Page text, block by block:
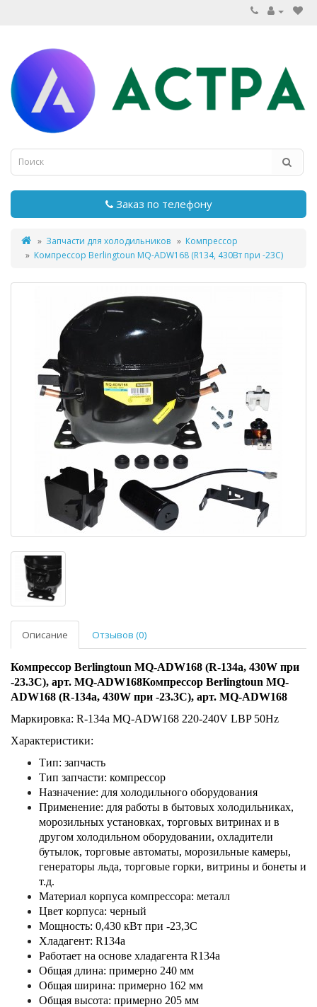
Заказ по телефону
Запчасти для холодильников
Компрессор
Компрессор Berlingtoun MQ-ADW168 (R134, 430Вт при -23С)
Описание Отзывов (0)
Компрессор Berlingtoun MQ-ADW168 (R-134a, 430W при
-23.3C), арт. MQ-ADW168Компрессор Berlingtoun MQ-
ADW168 (R-134a, 430W при -23.3C), арт. MQ-ADW168
Маркировка: R-134a MQ-ADW168 220-240V LBP 50Hz
Характеристики:
Тип: запчасть
Тип запчасти: компрессор
Назначение: для холодильного оборудования
Применение: для работы в бытовых холодильниках,
морозильных установках, торговых витринах и в
другом холодильном оборудовании, охладители
бутылок, торговые автоматы, морозильные камеры,
генераторы льда, торговые горки, витрины и бонеты и
т.д.
Материал корпуса компрессора: металл
Цвет корпуса: черный
Мощность: 0,430 кВт при -23,3С
Хладагент: R134a
Работает на основе хладагента R134a
Общая длина: примерно 240 мм
Общая ширина: примерно 162 мм
Общая высота: примерно 205 мм